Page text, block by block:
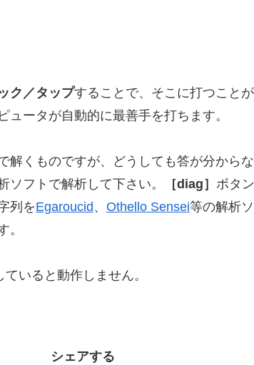
ク／タップすることで、そこに打つこと
ュータが自動的に最善手を打ちます。
解くものですが、どうしても答が分から
ソフトで解析して下さい。
［diag］ ボタ
列をEgaroucid、 Othello Sensei等の解析
。
いると動作しません。
シェアする